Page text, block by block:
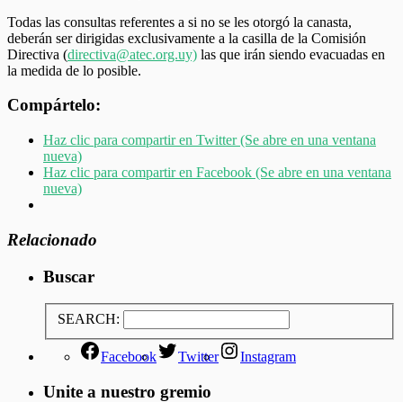
Todas las consultas referentes a si no se les otorgó la canasta,
deberán ser dirigidas exclusivamente a la casilla de la Comisión
Directiva (directiva@atec.org.uy) las que irán siendo evacuadas en
la medida de lo posible.
Compártelo:
Haz clic para compartir en Twitter (Se abre en una ventana
nueva)
Haz clic para compartir en Facebook (Se abre en una ventana
nueva)
Relacionado
Buscar
SEARCH:
Facebook Twitter Instagram
Unite a nuestro gremio